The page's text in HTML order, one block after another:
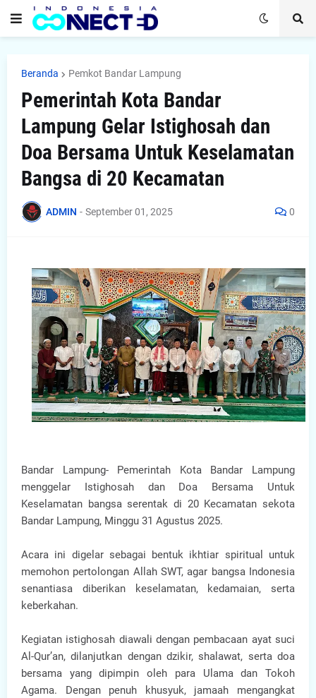
Beranda Pemkot Bandar Lampung
Pemerintah Kota Bandar
Lampung Gelar Istighosah dan
Doa Bersama Untuk Keselamatan
Bangsa di 20 Kecamatan
ADMIN - September 01, 2025 0
Bandar Lampung- Pemerintah Kota Bandar Lampung
menggelar Istighosah dan Doa Bersama Untuk
Keselamatan bangsa serentak di 20 Kecamatan sekota
Bandar Lampung, Minggu 31 Agustus 2025.
Acara ini digelar sebagai bentuk ikhtiar spiritual untuk
memohon pertolongan Allah SWT, agar bangsa Indonesia
senantiasa diberikan keselamatan, kedamaian, serta
keberkahan.
Kegiatan istighosah diawali dengan pembacaan ayat suci
Al-Qur’an, dilanjutkan dengan dzikir, shalawat, serta doa
bersama yang dipimpin oleh para Ulama dan Tokoh
Agama. Dengan penuh khusyuk, jamaah mengangkat